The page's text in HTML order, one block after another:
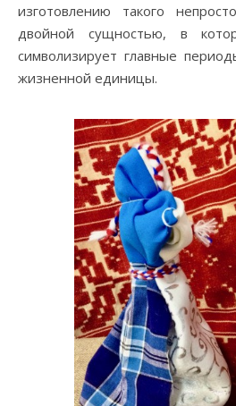
изготовлению такого
двойной сущностью, в
символизирует главные
жизненной единицы.